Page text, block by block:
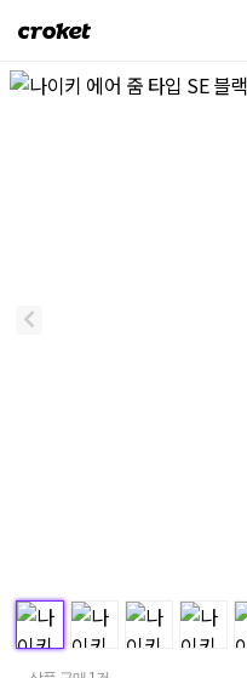
크
켓